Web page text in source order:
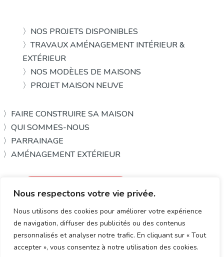
Nous respectons votre vie privée.
Nous utilisons des cookies pour améliorer votre expérience
de navigation, diffuser des publicités ou des contenus
personnalisés et analyser notre trafic. En cliquant sur « Tout
accepter », vous consentez à notre utilisation des cookies.
〉NOS PROJETS DISPONIBLES
〉TRAVAUX AMÉNAGEMENT INTÉRIEUR &
EXTÉRIEUR
〉NOS MODÈLES DE MAISONS
〉PROJET MAISON NEUVE
〉FAIRE CONSTRUIRE SA MAISON
〉QUI SOMMES-NOUS
〉PARRAINAGE
〉AMÉNAGEMENT EXTÉRIEUR
Nous contacter
Grand Ouest Constructions
© 2022 – tous droits
mentions
légales
politique de
confidentialité